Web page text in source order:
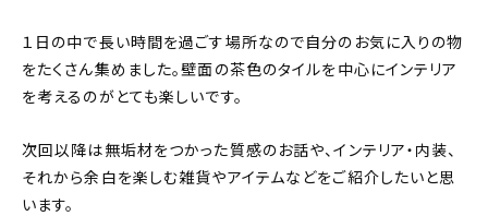
１日の中で長い時間を過ごす場所なので自分のお気に入りの物
をたくさん集めました。壁面の茶色のタイルを中心にインテリア
を考えるのがとても楽しいです。
次回以降は無垢材をつかった質感のお話や、インテリア・内装、
それから余白を楽しむ雑貨やアイテムなどをご紹介したいと思
います。